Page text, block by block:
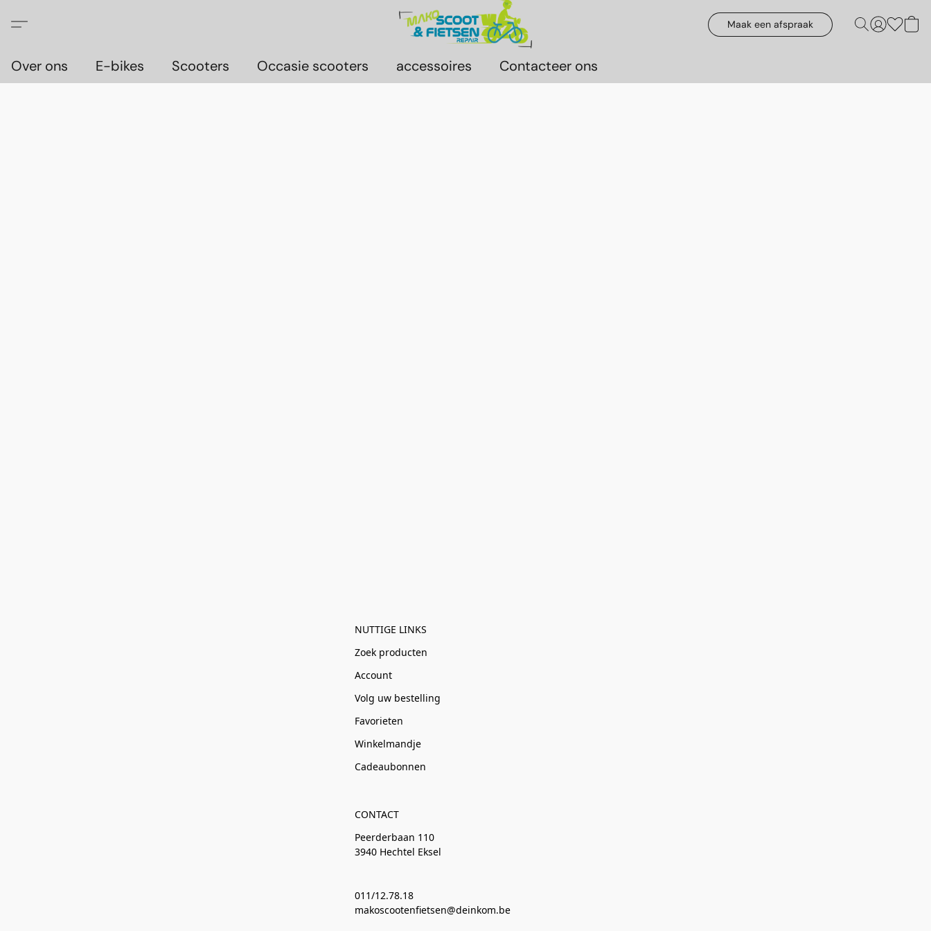
Maak een afspraak
Over ons E-bikes Scooters Occasie scooters accessoires Contacteer ons
NUTTIGE LINKS
Zoek producten
Account
Volg uw bestelling
Favorieten
Winkelmandje
Cadeaubonnen
CONTACT
Peerderbaan 110
3940 Hechtel Eksel
011/12.78.18
makoscootenfietsen@deinkom.be